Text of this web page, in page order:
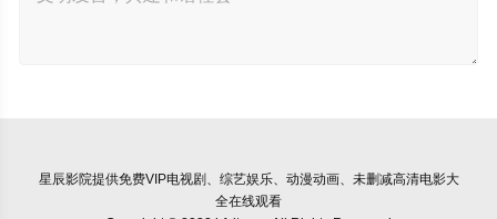
星辰影院提供免费VIP电视剧、综艺娱乐、动漫动画、未删减高清电影大
全在线观看